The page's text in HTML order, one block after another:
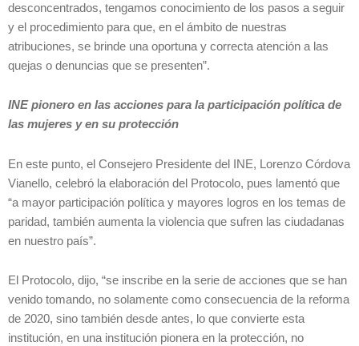
desconcentrados, tengamos conocimiento de los pasos a seguir
y el procedimiento para que, en el ámbito de nuestras
atribuciones, se brinde una oportuna y correcta atención a las
quejas o denuncias que se presenten”.
INE pionero en las acciones para la participación política de
las mujeres y en su protección
En este punto, el Consejero Presidente del INE, Lorenzo Córdova
Vianello, celebró la elaboración del Protocolo, pues lamentó que
“a mayor participación política y mayores logros en los temas de
paridad, también aumenta la violencia que sufren las ciudadanas
en nuestro país”.
El Protocolo, dijo, “se inscribe en la serie de acciones que se han
venido tomando, no solamente como consecuencia de la reforma
de 2020, sino también desde antes, lo que convierte esta
institución, en una institución pionera en la protección, no